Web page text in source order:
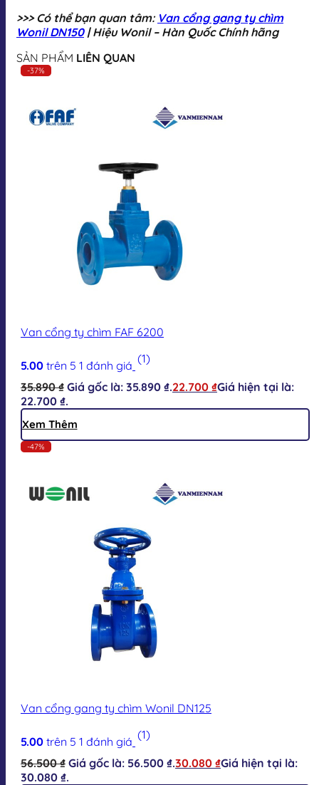
>>> Có thể bạn quan tâm: Van cổng gang ty chìm
Wonil DN150| Hiệu Wonil – Hàn Quốc Chính hãng
SẢN PHẨM LIÊN QUAN
-37%
Van cổng ty chìm FAF 6200
5.00 trên 5 1 đánh giá (1)
35.890₫ Giá gốc là: 35.890 ₫.22.700 ₫Giá hiện tại là:
22.700 ₫.
Xem Thêm
-47%
Van cổng gang ty chìm Wonil DN125
5.00 trên 5 1 đánh giá (1)
56.500₫ Giá gốc là: 56.500 ₫.30.080 ₫Giá hiện tại là:
30.080 ₫.